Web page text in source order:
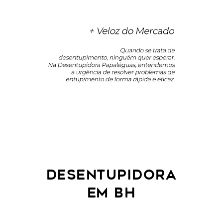
DESENTUPIDORA
EM BH